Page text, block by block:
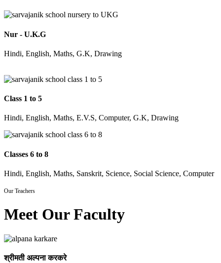
Nur - U.K.G
Hindi, English, Maths, G.K, Drawing
Class 1 to 5
Hindi, English, Maths, E.V.S, Computer, G.K, Drawing
Classes 6 to 8
Hindi, English, Maths, Sanskrit, Science, Social Science, Computer
Our Teachers
Meet Our Faculty
श्रीमती अल्‍पना करकरे